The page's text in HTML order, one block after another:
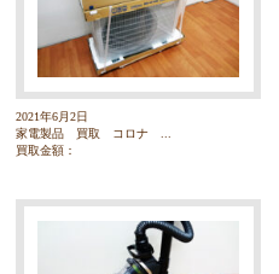
2021年6月2日
家電製品 買取 コロナ ...
買取金額：